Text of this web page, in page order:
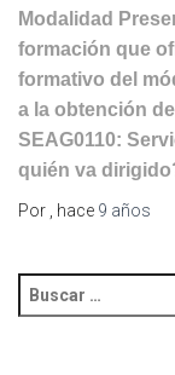
Modalidad
formación que
formativo del
a la obtención
SEAG0110:
quién va
Por , hace 9 años